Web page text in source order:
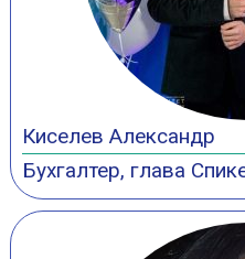
Киселев Александр
Бухгалтер, глава